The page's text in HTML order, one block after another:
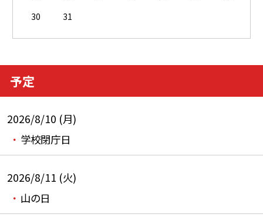
30
31
予定
2026/8/10 (月)
学校閉庁日
2026/8/11 (火)
山の日